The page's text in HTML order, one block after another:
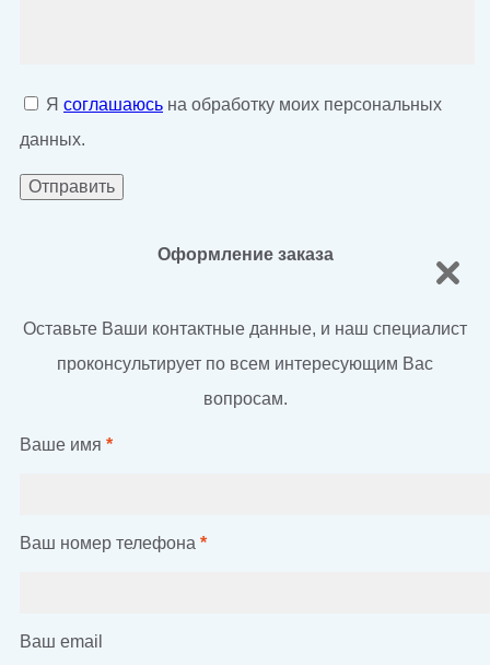
Я соглашаюсь на обработку моих персональных
данных.
Оформление заказа
Оставьте Ваши контактные данные, и наш специалист
проконсультирует по всем интересующим Вас
вопросам.
Ваше имя *
Ваш номер телефона *
Ваш email